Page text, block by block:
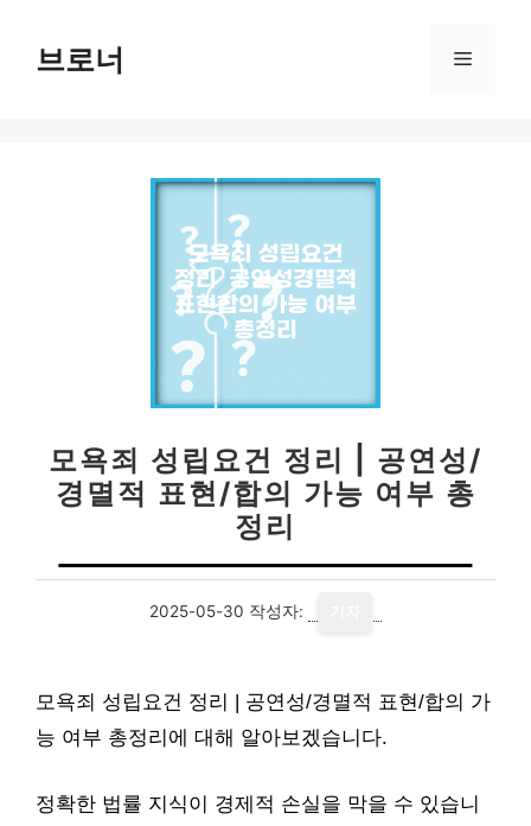
브로너 메
모욕죄 성립요건 정리 | 공연성/
경멸적 표현/합의 가능 여부 총
정리
2025-05-30 작성자:
모욕죄 성립요건 정리 | 공연성/경멸적 표현/합의 가
능 여부 총정리에 대해 알아보겠습니다.
정확한 법률 지식이 경제적 손실을 막을 수 있습니